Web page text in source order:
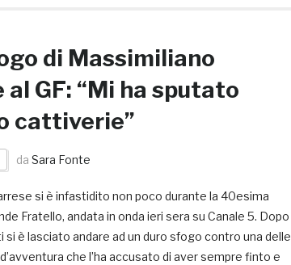
di Massimiliano
al GF: “Mi ha sputato
cattiverie”
da Sara Fonte
si è infastidito non poco durante la 40esima
Fratello, andata in onda ieri sera su Canale 5. Dopo
si è lasciato andare ad un duro sfogo contro una delle
che l’ha accusato di aver sempre finto e